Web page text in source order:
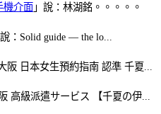
機介面 」說：林湖銘。。。。。
說：Solid guide — the lo...
阪 日本女生預約指南 認準 千夏...
高級派遣サービス 【千夏の伊...